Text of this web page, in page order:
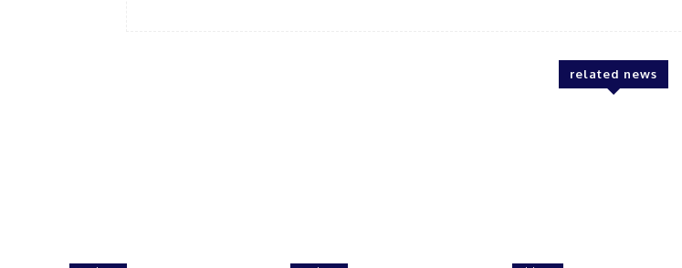
related news